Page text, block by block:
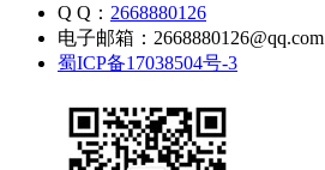
Q Q： 2668880126
电子邮箱：2668880126@qq.com
蜀ICP备17038504号-3